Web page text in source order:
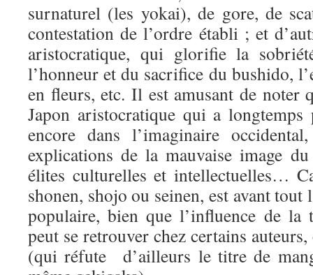
surnaturel (les yokai), de gore, de
contestation de l’ordre établi ; et
aristocratique, qui glorifie la
l’honneur et du sacrifice du bushido,
en fleurs, etc. Il est amusant de noter
Japon aristocratique qui a
encore dans l’imaginaire
explications de la mauvaise image
élites culturelles et intellectuelles…
shonen, shojo ou seinen, est avant
populaire, bien que l’influence de la
peut se retrouver chez certains
(qui réfute d’ailleurs le titre de